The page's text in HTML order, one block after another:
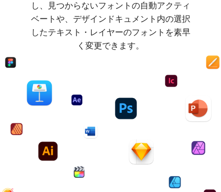
し、見つからないフォントの自動アクティ
ベートや、デザインドキュメント内の選択
したテキスト・レイヤーのフォントを素早
く変更できます。